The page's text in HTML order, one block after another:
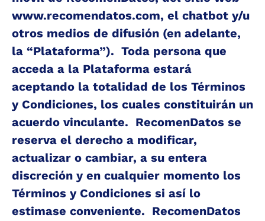
www.recomendatos.com, el chatbot y/u
otros medios de difusión (en adelante,
la “Plataforma”).  Toda persona que
acceda a la Plataforma estará
aceptando la totalidad de los Términos
y Condiciones, los cuales constituirán un
acuerdo vinculante.  RecomenDatos se
reserva el derecho a modificar,
actualizar o cambiar, a su entera
discreción y en cualquier momento los
Términos y Condiciones si así lo
estimase conveniente.  RecomenDatos